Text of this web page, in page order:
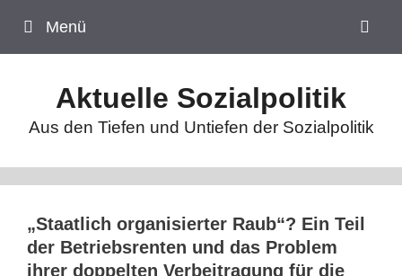
Inhalt
springen
Menü
Aktuelle Sozialpolitik
Aus den Tiefen und Untiefen der Sozialpolitik
„Staatlich organisierter Raub“? Ein Teil
der Betriebsrenten und das Problem
ihrer doppelten Verbeitragung für die